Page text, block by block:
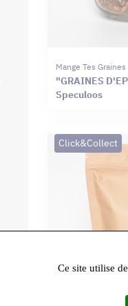
Mange Tes Graines
"GRAINES
Speculoos
Click&Collect
Ce site utilise